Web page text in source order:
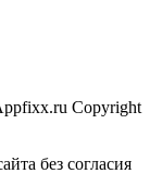
Copyright
без согласия